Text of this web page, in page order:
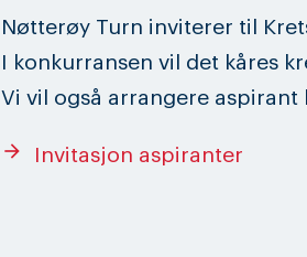
Nøtterøy Turn inviterer til
I konkurransen vil det kåres
Vi vil også arrangere
arrow_forward Invitasjon aspiranter